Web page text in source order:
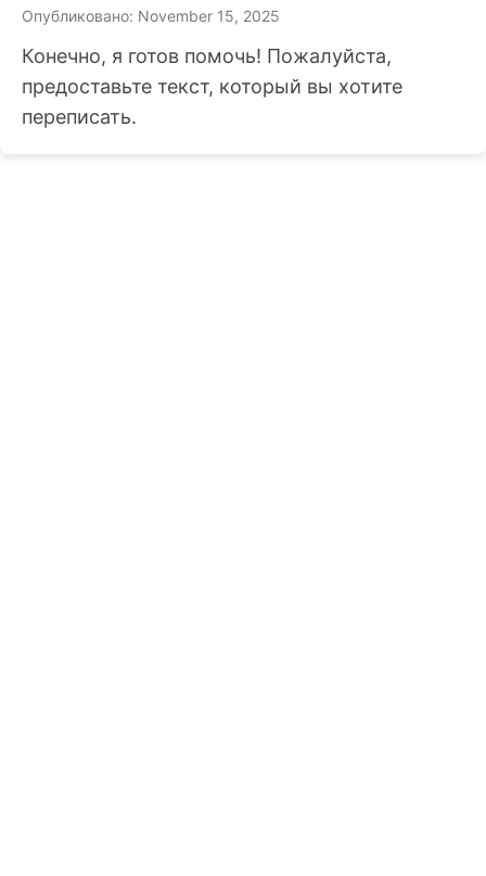
Опубликовано: November 15, 2025
Конечно, я готов помочь! Пожалуйста,
предоставьте текст, который вы хотите
переписать.